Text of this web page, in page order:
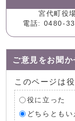
宮代町役
電話: 0480-
ご意見をお聞
このページは
役に立った
どちらともい